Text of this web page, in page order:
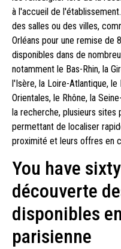
à l'accueil de
des salles ou des villes,
Orléans pour une remise de
disponibles dans de
notamment le Bas-Rhin, la
l'Isère, la Loire-Atlantique,
Orientales, le Rhône, la
la recherche, plusieurs
permettant de localiser
proximité et leurs offres en
You have
découverte
disponibles
parisienne